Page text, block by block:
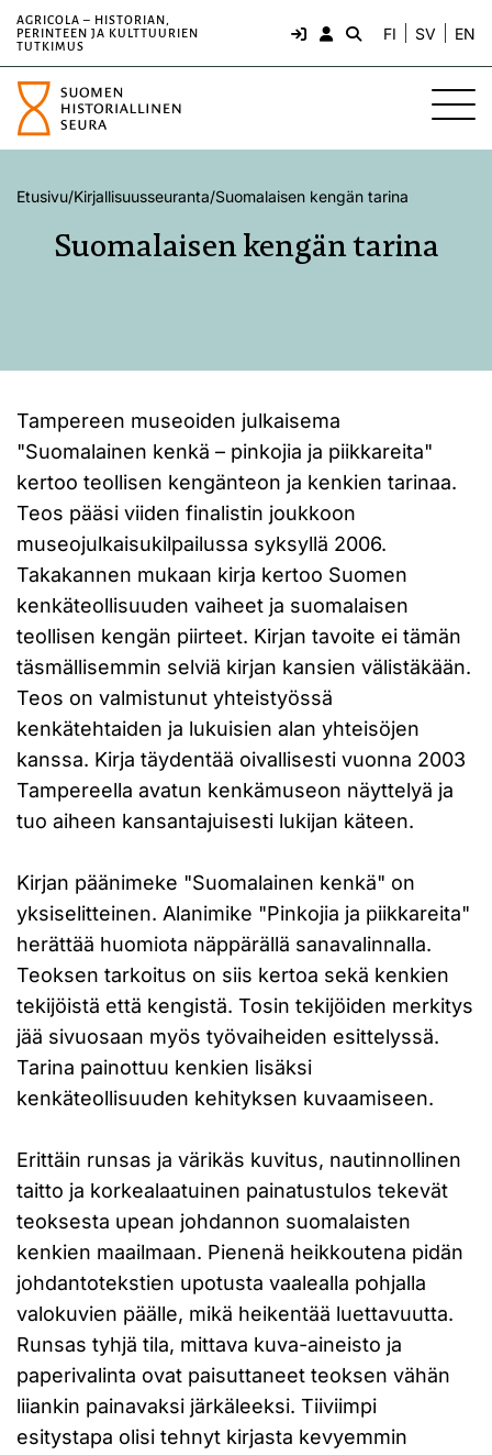
AGRICOLA – HISTORIAN,
PERINTEEN JA KULTTUURIEN
TUTKIMUS
FI SV EN
Etusivu/Kirjallisuusseuranta/Suomalaisen kengän tarina
Suomalaisen kengän tarina
Tampereen museoiden julkaisema
"Suomalainen kenkä – pinkojia ja piikkareita"
kertoo teollisen kengänteon ja kenkien tarinaa.
Teos pääsi viiden finalistin joukkoon
museojulkaisukilpailussa syksyllä 2006.
Takakannen mukaan kirja kertoo Suomen
kenkäteollisuuden vaiheet ja suomalaisen
teollisen kengän piirteet. Kirjan tavoite ei tämän
täsmällisemmin selviä kirjan kansien välistäkään.
Teos on valmistunut yhteistyössä
kenkätehtaiden ja lukuisien alan yhteisöjen
kanssa. Kirja täydentää oivallisesti vuonna 2003
Tampereella avatun kenkämuseon näyttelyä ja
tuo aiheen kansantajuisesti lukijan käteen.
Kirjan päänimeke "Suomalainen kenkä" on
yksiselitteinen. Alanimike "Pinkojia ja piikkareita"
herättää huomiota näppärällä sanavalinnalla.
Teoksen tarkoitus on siis kertoa sekä kenkien
tekijöistä että kengistä. Tosin tekijöiden merkitys
jää sivuosaan myös työvaiheiden esittelyssä.
Tarina painottuu kenkien lisäksi
kenkäteollisuuden kehityksen kuvaamiseen.
Erittäin runsas ja värikäs kuvitus, nautinnollinen
taitto ja korkealaatuinen painatustulos tekevät
teoksesta upean johdannon suomalaisten
kenkien maailmaan. Pienenä heikkoutena pidän
johdantotekstien upotusta vaalealla pohjalla
valokuvien päälle, mikä heikentää luettavuutta.
Runsas tyhjä tila, mittava kuva-aineisto ja
paperivalinta ovat paisuttaneet teoksen vähän
liiankin painavaksi järkäleeksi. Tiiviimpi
esitystapa olisi tehnyt kirjasta kevyemmin